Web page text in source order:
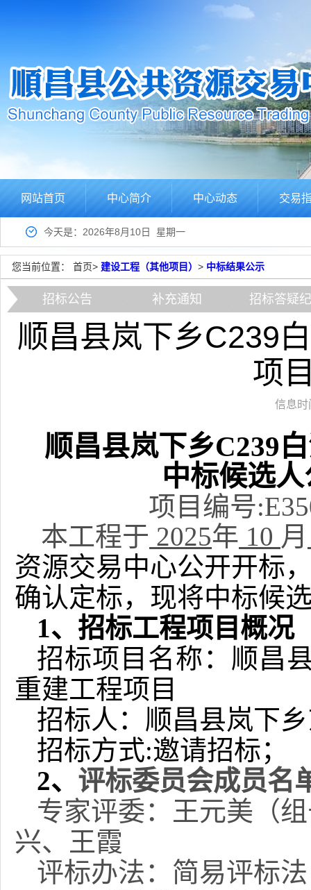
网站首页 中心简介 中心动态 交易
今天是：2026年8月10日 星期一
您当前位置： 首页> 建设工程（其他项目） > 中标结果公示
招标公告 补充通知 招标答疑
顺昌县岚下乡C239
项
信息时
顺昌县岚下乡C239
中标候选
项目编号:
本工程于 2025年 10 月
资源交易中心公开开标
确认定标，现将中标候
1、招标工程项目概况
招标项目名称： 顺昌
重建工程项目
招标人： 顺昌县岚下
招标方式:邀请招标；
2、 评标委员会成员名
专家评委： 王元美 （
兴、王霞
评标办法： 简易评标